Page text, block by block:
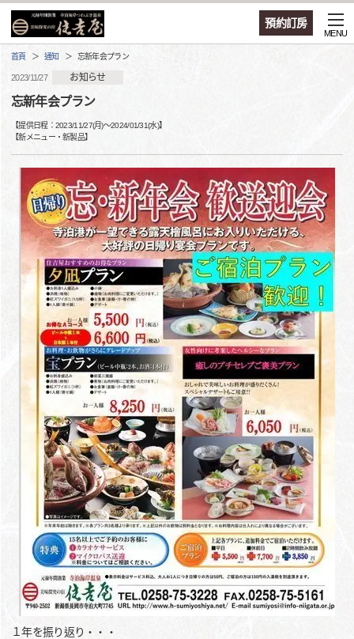
預約訂房
MENU
首頁 通知 忘新年会プラン
2023/11/27 お知らせ
忘新年会プラン
【提供日程： 2023/11/27(月)〜2024/01/31(水)】
【新メニュー・新製品】
１年を振り返り・・・